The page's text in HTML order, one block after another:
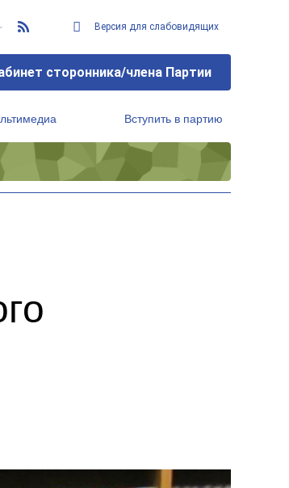
Версия для слабовидящих
сторонника/члена Партии
Вступить в партию